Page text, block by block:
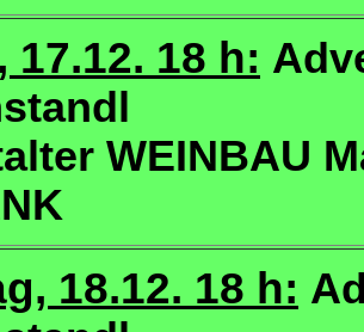
17.12. 18 h:
WEINBAU
18.12. 18 h: